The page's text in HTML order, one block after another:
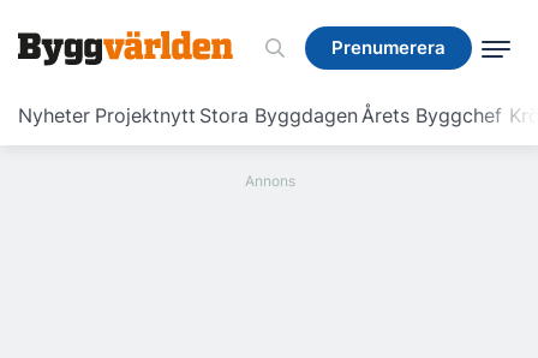
Prenumerera
Nyheter Projektnytt Stora ByggdagenÅrets Byggchef
Prenumerera